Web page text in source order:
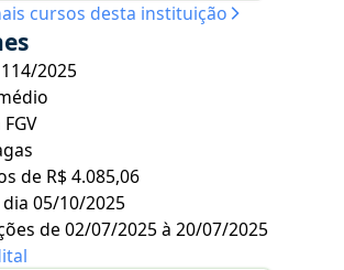
cursos desta instituição
2025
de R$ 4.085,06
05/10/2025
de 02/07/2025 à 20/07/2025